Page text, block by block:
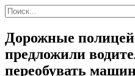
Дорожные
предложили
переобувать